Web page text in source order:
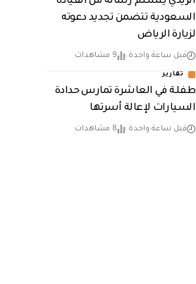
السعودية تتضمن تجديد دعوته
لزيارة الرياض
قبل ساعة واحدة 9 مشاهدات
تقارير
طفلة في العاشرة تمارس حدادة
السيارات لإعالة أسرتها
قبل ساعة واحدة 8 مشاهدات